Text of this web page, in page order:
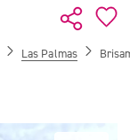
Las Palmas